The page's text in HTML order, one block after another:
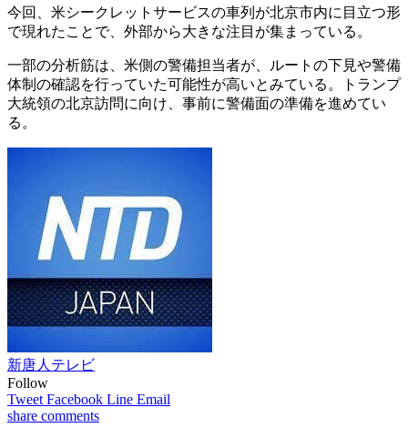
今回、米シークレットサービスの車列が北京市内に目立つ形
で現れたことで、外部から大きな注目が集まっている。
一部の分析筋は、米側の警備担当者が、ルートの下見や警備
体制の確認を行っていた可能性が高いとみている。トランプ
大統領の北京訪問に向け、事前に警備面の準備を進めてい
る。
新唐人テレビ
Follow
Tweet Facebook Line Email
share comments